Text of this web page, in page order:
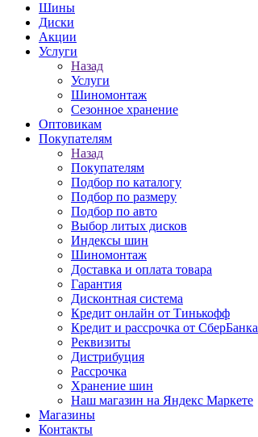
Шины
Диски
Акции
Услуги
Назад
Услуги
Шиномонтаж
Сезонное хранение
Оптовикам
Покупателям
Назад
Покупателям
Подбор по каталогу
Подбор по размеру
Подбор по авто
Выбор литых дисков
Индексы шин
Шиномонтаж
Доставка и оплата товара
Гарантия
Дисконтная система
Кредит онлайн от Тинькофф
Кредит и рассрочка от СберБанка
Реквизиты
Дистрибуция
Рассрочка
Хранение шин
Наш магазин на Яндекс Маркете
Магазины
Контакты